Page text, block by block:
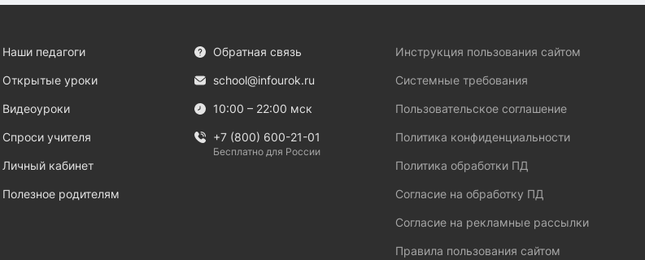
Наши педагоги
Открытые уроки
Видеоуроки
Спроси учителя
Личный кабинет
Полезное родителям
Обратная связь
school@infourok.ru
10:00 – 22:00 мск
+7 (800) 600-21-01
Бесплатно для России
Инструкция пользования сайтом
Системные требования
Пользовательское соглашение
Политика конфиденциальности
Политика обработки ПД
Согласие на обработку ПД
Согласие на рекламные рассылки
Правила пользования сайтом